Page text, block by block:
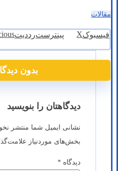
مقالات
فیسبوکX پینترسترددیت
بدون
دیدگاهتان را بنویسید
نشانی ایمیل شما منتشر
بخش‌های موردنیاز
دیدگاه *